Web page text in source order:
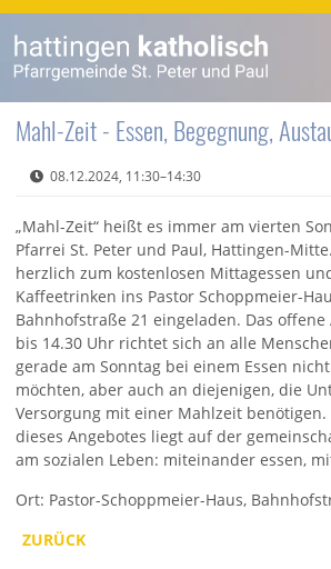
Mahl-Zeit - Essen, Begegnung,
08.12.2024, 11:30–14:30
„Mahl-Zeit“ heißt es immer am vierten
Pfarrei St. Peter und Paul, Hattingen-
herzlich zum kostenlosen Mittagessen
Kaffeetrinken ins Pastor Schoppmeier-
Bahnhofstraße 21 eingeladen. Das offene
bis 14.30 Uhr richtet sich an alle
gerade am Sonntag bei einem Essen
möchten, aber auch an diejenigen, die
Versorgung mit einer Mahlzeit
dieses Angebotes liegt auf der
am sozialen Leben: miteinander essen,
Ort: Pastor-Schoppmeier-Haus,
ZURÜCK